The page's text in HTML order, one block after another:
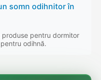
somn odihnitor în
pentru dormitor
odihnă.